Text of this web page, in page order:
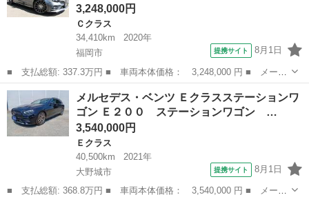
3,248,000円
Ｃクラス
34,410km
2020年
福岡市
提携サイト 8月1日
■ 支払総額: 337.3万円 ■ 車両本体価格： 3,248,000 円 ■ メーカ
ー名： メルセデス・ベンツ ■ 車種名： Ｃクラス ■ グレード
名： Ｃ２２０ｄローレウスエディションスポーツプラスパック 禁
煙車 レー...
福岡 福岡市 Ｃクラス
メルセデス・ベンツ Ｅクラスステーションワ
ゴン Ｅ２００ ステーションワゴン …
3,540,000円
Ｅクラス
40,500km
2021年
大野城市
提携サイト 8月1日
■ 支払総額: 368.8万円 ■ 車両本体価格： 3,540,000 円 ■ メーカ